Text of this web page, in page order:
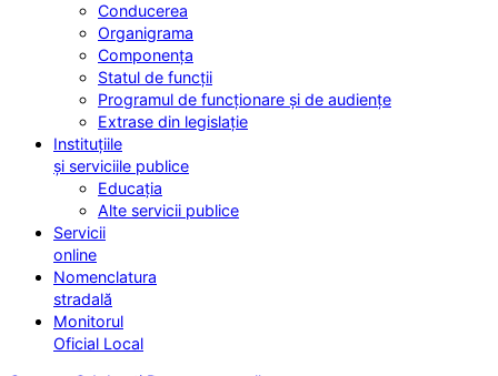
Conducerea
Organigrama
Componența
Statul de funcții
Programul de funcționare și de audiențe
Extrase din legislație
Instituțiile
și serviciile publice
Educația
Alte servicii publice
Servicii
online
Nomenclatura
stradală
Monitorul
Oficial Local